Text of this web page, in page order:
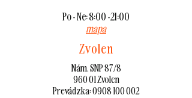
Po - Ne: 8:00 -21:00
mapa
Zvolen
Nám. SNP 87/8
960 01 Zvolen
Prevádzka:0908 100 002